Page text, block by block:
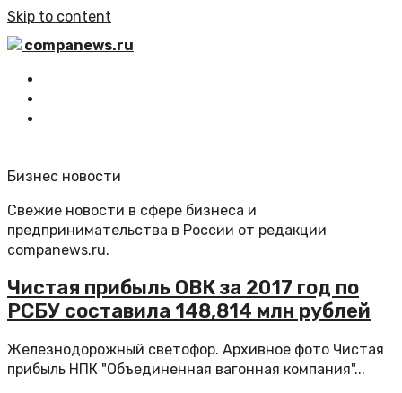
Skip to content
companews.ru
Бизнес новости
Свежие новости в сфере бизнеса и
предпринимательства в России от редакции
companews.ru.
Чистая прибыль ОВК за 2017 год по
РСБУ составила 148,814 млн рублей
Железнодорожный светофор. Архивное фото Чистая
прибыль НПК "Объединенная вагонная компания"...